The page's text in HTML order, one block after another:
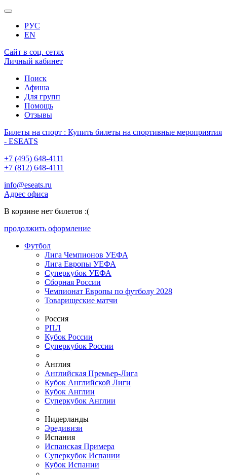
РУС
EN
Сайт в соц. сетях
Личный кабинет
Поиск
Афиша
Для групп
Помощь
Отзывы
Билеты на спорт : Купить билеты на спортивные мероприятия
- ESEATS
+7 (495) 648-4111
+7 (812) 648-4111
info@eseats.ru
Адрес офиса
В корзине нет билетов :(
продолжить оформление
Футбол
Лига Чемпионов УЕФА
Лига Европы УЕФА
Суперкубок УЕФА
Сборная России
Чемпионат Европы по футболу 2028
Товарищеские матчи
Россия
РПЛ
Кубок России
Суперкубок России
Англия
Английская Премьер-Лига
Кубок Английской Лиги
Кубок Англии
Суперкубок Англии
Нидерланды
Эредивизи
Испания
Испанская Примера
Суперкубок Испании
Кубок Испании